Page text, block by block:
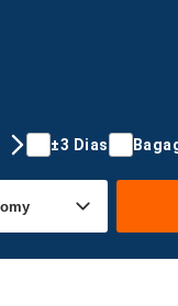
±3 Dias